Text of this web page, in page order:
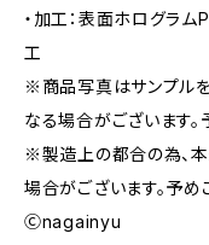
・加工：表面ホログラム
工
※商品写真はサンプル
なる場合がございます。
※製造上の都合の為、
場合がございます。予め
Ⓒnagainyu